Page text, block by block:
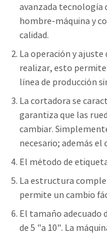
avanzada
hombre-máquina y
calidad.
La operación y
realizar, esto
línea de producción
La cortadora se
garantiza que las
cambiar.
necesario; además el
El método de
La estructura
permite un cambio
El tamaño adecuado
de 5 "a 10". La